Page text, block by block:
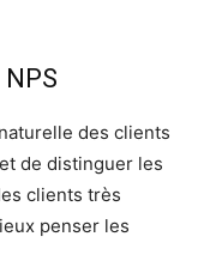
des clients
de distinguer les
clients très
penser les